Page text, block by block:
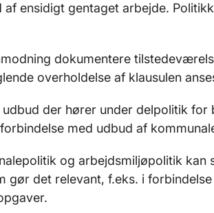
af ensidigt gentaget arbejde.
dokumentere
overholdelse af klausulen
udbud der hører under delpolitik
med udbud af
og arbejdsmiljøpolitik
gør det relevant, f.eks. i